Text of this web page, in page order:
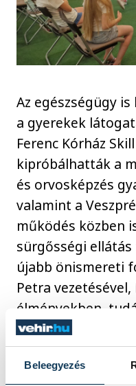
Beleegyezés
Az egészségügy
a gyerekek
Ferenc Kórház
kipróbálhatták a
és orvosképzés
valamint a
működés közben
sürgősségi
újabb önismereti
Petra
élményekben,
gazdag hetet.
Az Iparkamara a